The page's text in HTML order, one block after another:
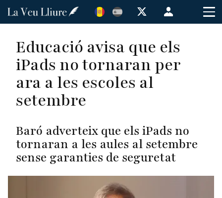
Vés
Menú
de
cuenta
de
usuario
Educació avisa que els
iPads no tornaran per
ara a les escoles al
setembre
Baró adverteix que els iPads no
tornaran a les aules al setembre
sense garanties de seguretat